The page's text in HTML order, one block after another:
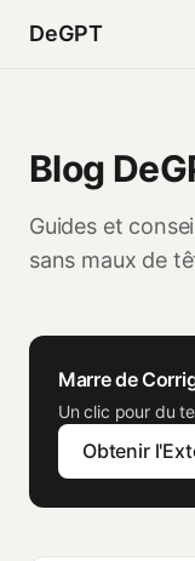
DeGPT
Blog
Guides et
sans maux de
Marre de
Un clic pour du
Obtenir